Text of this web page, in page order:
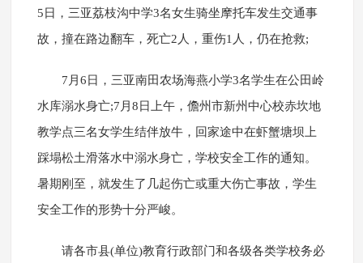
5日，三亚荔枝沟中学3名女生骑坐摩托车发生交通事
故，撞在路边翻车，死亡2人，重伤1人，仍在抢救;
7月6日，三亚南田农场海燕小学3名学生在公田岭
水库溺水身亡;7月8日上午，儋州市新州中心校赤坎地
教学点三名女学生结伴放牛，回家途中在虾蟹塘坝上
踩塌松土滑落水中溺水身亡，学校安全工作的通知。
暑期刚至，就发生了几起伤亡或重大伤亡事故，学生
安全工作的形势十分严峻。
请各市县(单位)教育行政部门和各级各类学校务必